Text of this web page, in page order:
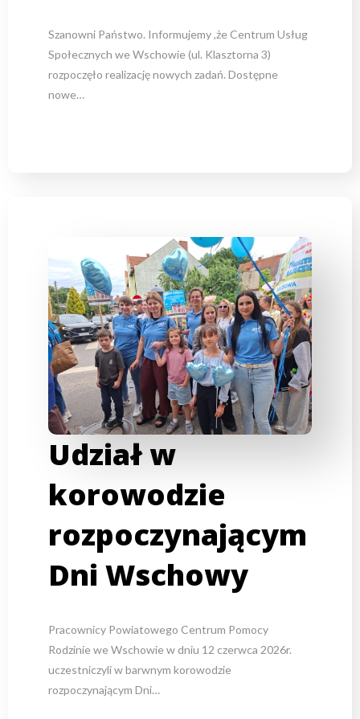
Szanowni Państwo. Informujemy ,że Centrum Usług
Społecznych we Wschowie (ul. Klasztorna 3)
rozpoczęło realizację nowych zadań. Dostępne
nowe…
Udział w
korowodzie
rozpoczynającym
Dni Wschowy
Pracownicy Powiatowego Centrum Pomocy
Rodzinie we Wschowie w dniu 12 czerwca 2026r.
uczestniczyli w barwnym korowodzie
rozpoczynającym Dni…